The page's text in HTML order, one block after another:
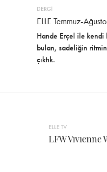
DERGİ
ELLE Temmuz-
Hande Erçel ile kendi
bulan, sadeliğin
çıktık.
ELLE TV
LFW Vıvıenne